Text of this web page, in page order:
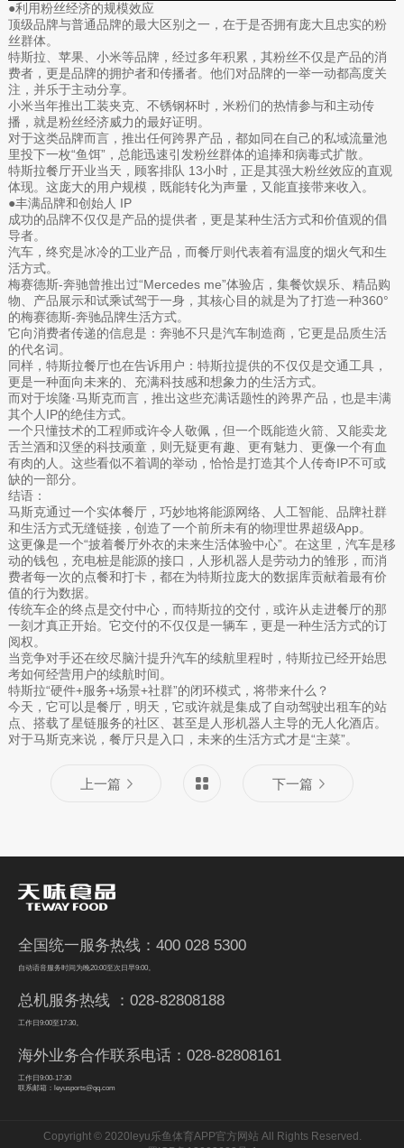
●利用粉丝经济的规模效应
顶级品牌与普通品牌的最大区别之一，在于是否拥有庞大且忠实的粉
丝群体。
特斯拉、苹果、小米等品牌，经过多年积累，其粉丝不仅是产品的消
费者，更是品牌的拥护者和传播者。他们对品牌的一举一动都高度关
注，并乐于主动分享。
小米当年推出工装夹克、不锈钢杯时，米粉们的热情参与和主动传
播，就是粉丝经济威力的最好证明。
对于这类品牌而言，推出任何跨界产品，都如同在自己的私域流量池
里投下一枚“鱼饵”，总能迅速引发粉丝群体的追捧和病毒式扩散。
特斯拉餐厅开业当天，顾客排队 13小时，正是其强大粉丝效应的直观
体现。这庞大的用户规模，既能转化为声量，又能直接带来收入。
●丰满品牌和创始人 IP
成功的品牌不仅仅是产品的提供者，更是某种生活方式和价值观的倡
导者。
汽车，终究是冰冷的工业产品，而餐厅则代表着有温度的烟火气和生
活方式。
梅赛德斯-奔驰曾推出过“Mercedes me”体验店，集餐饮娱乐、精品购
物、产品展示和试乘试驾于一身，其核心目的就是为了打造一种360°
的梅赛德斯-奔驰品牌生活方式。
它向消费者传递的信息是：奔驰不只是汽车制造商，它更是品质生活
的代名词。
同样，特斯拉餐厅也在告诉用户：特斯拉提供的不仅仅是交通工具，
更是一种面向未来的、充满科技感和想象力的生活方式。
而对于埃隆·马斯克而言，推出这些充满话题性的跨界产品，也是丰满
其个人IP的绝佳方式。
一个只懂技术的工程师或许令人敬佩，但一个既能造火箭、又能卖龙
舌兰酒和汉堡的科技顽童，则无疑更有趣、更有魅力、更像一个有血
有肉的人。这些看似不着调的举动，恰恰是打造其个人传奇IP不可或
缺的一部分。
结语：
马斯克通过一个实体餐厅，巧妙地将能源网络、人工智能、品牌社群
和生活方式无缝链接，创造了一个前所未有的物理世界超级App。
这更像是一个“披着餐厅外衣的未来生活体验中心”。在这里，汽车是移
动的钱包，充电桩是能源的接口，人形机器人是劳动力的雏形，而消
费者每一次的点餐和打卡，都在为特斯拉庞大的数据库贡献着最有价
值的行为数据。
传统车企的终点是交付中心，而特斯拉的交付，或许从走进餐厅的那
一刻才真正开始。它交付的不仅仅是一辆车，更是一种生活方式的订
阅权。
当竞争对手还在绞尽脑汁提升汽车的续航里程时，特斯拉已经开始思
考如何经营用户的续航时间。
特斯拉“硬件+服务+场景+社群”的闭环模式，将带来什么？
今天，它可以是餐厅，明天，它或许就是集成了自动驾驶出租车的站
点、搭载了星链服务的社区、甚至是人形机器人主导的无人化酒店。
对于马斯克来说，餐厅只是入口，未来的生活方式才是“主菜”。
上一篇 下一篇
全国统一服务热线：400 028 5300
自动语音服务时间为晚20:00至次日早9:00。
总机服务热线 ：028-82808188
工作日9:00至17:30。
海外业务合作联系电话：028-82808161
工作日9:00-17:30
联系邮箱：leyusports@qq.com
Copyright © 2020leyu乐鱼体育APP官方网站 All Rights Reserved.